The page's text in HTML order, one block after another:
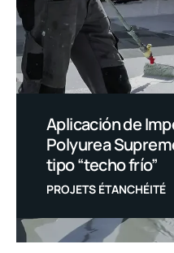
Aplicación de
Polyurea
tipo “techo frío”
PROJETS ÉTANCHÉITÉ